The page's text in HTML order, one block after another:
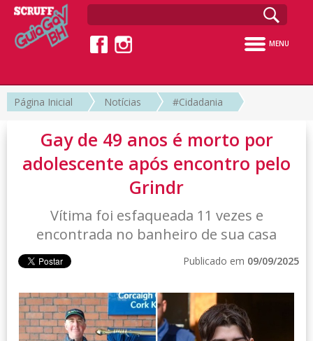
MENU
Página Inicial Notícias #Cidadania
Gay de 49 anos é morto por
adolescente após encontro pelo
Grindr
Vítima foi esfaqueada 11 vezes e
encontrada no banheiro de sua casa
Publicado em 09/09/2025